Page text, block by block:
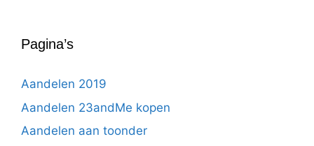
Pagina’s
Aandelen 2019
Aandelen 23andMe kopen
Aandelen aan toonder